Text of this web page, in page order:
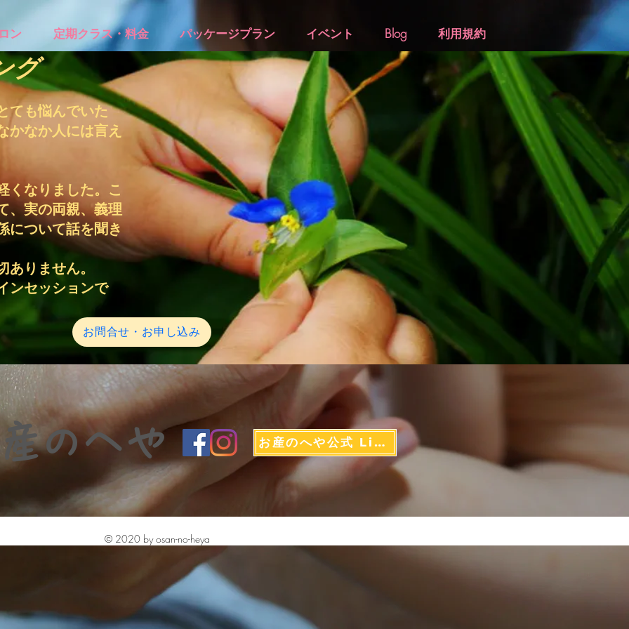
ン 定期クラス・料金 パッケージプラン イベント Blog 利用規約
グ
ても悩んでいた
かなか人には言え
くなりました。こ
、実の両親、義理
について話を聞き
りません。
ンセッションで
お問合せ・お申し込み
のへや お産のへや公式 Line
© 2020 by osan-no-heya